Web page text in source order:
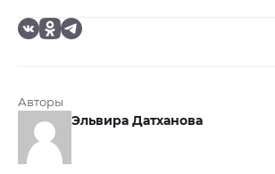
Авторы
Эльвира Датханова